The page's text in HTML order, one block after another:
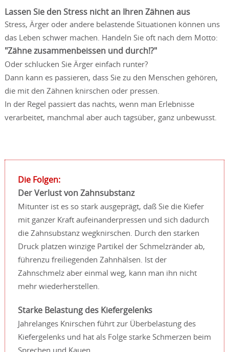
Lassen Sie den Stress nicht an Ihren Zähnen aus
Stress, Ärger oder andere belastende Situationen können uns
das Leben schwer machen. Handeln Sie oft nach dem Motto:
"Zähne zusammenbeissen und durch!?"
Oder schlucken Sie Ärger einfach runter?
Dann kann es passieren, dass Sie zu den Menschen gehören,
die mit den Zähnen knirschen oder pressen.
In der Regel passiert das nachts, wenn man Erlebnisse
verarbeitet, manchmal aber auch tagsüber, ganz unbewusst.
Die Folgen:
Der Verlust von Zahnsubstanz
Mitunter ist es so stark ausgeprägt, daß Sie die Kiefer
mit ganzer Kraft aufeinanderpressen und sich dadurch
die Zahnsubstanz wegknirschen. Durch den starken
Druck platzen winzige Partikel der Schmelzränder ab,
führenzu freiliegenden Zahnhälsen. Ist der
Zahnschmelz aber einmal weg, kann man ihn nicht
mehr wiederherstellen.
Starke Belastung des Kiefergelenks
Jahrelanges Knirschen führt zur Überbelastung des
Kiefergelenks und hat als Folge starke Schmerzen beim
Sprechen und Kauen.